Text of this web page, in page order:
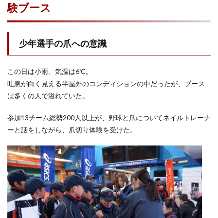
験ブース
少年選手の爪への意識
この日は小雨、気温は6℃。
吐息が白く見える半屋外のコンディションの中だったが、ブース
は多くの人で溢れていた。
参加13チーム総勢200人以上が、野球と爪についてネイルトレーナ
ーと話をしながら、爪切り体験を受けた。